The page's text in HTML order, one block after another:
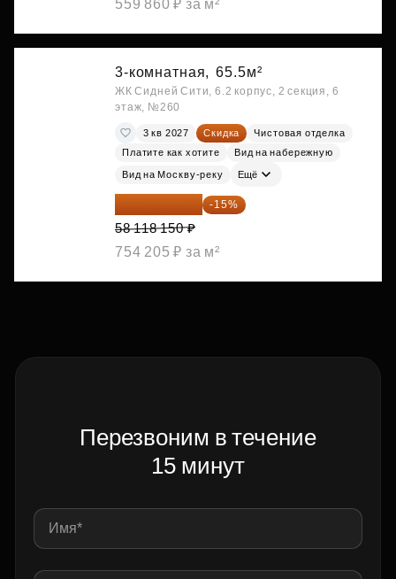
559 860 ₽ за м²
3-комнатная, 65.5м²
ЖК Сидней Сити, 6.2 корпус, 2 секция, 6
этаж, №260
3 кв 2027 Скидка
Чистовая отделка
Платите как хотите
Вид на набережную
Вид на Москву-реку Ещё
49 400 428 ₽ -15%
58 118 150 ₽
754 205 ₽ за м²
Перезвоним в течение
15 минут